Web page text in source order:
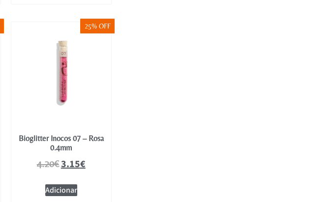
25% OFF
Bioglitter Inocos 07 – Rosa
0.4mm
4.20€3.15€
Adicionar